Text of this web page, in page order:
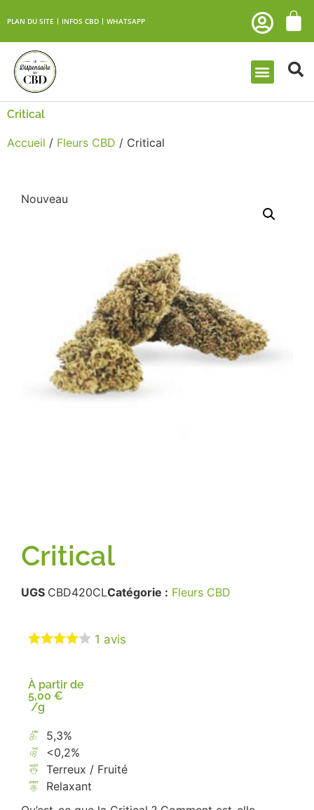
PLAN DU SITE INFOS CBD WHATSAPP
Critical
Accueil / Fleurs CBD / Critical
Nouveau
Critical
UGS CBD420CLCatégorie : Fleurs CBD
1 avis
À partir de
5,00 €
/g
5,3%
<0,2%
Terreux / Fruité
Relaxant